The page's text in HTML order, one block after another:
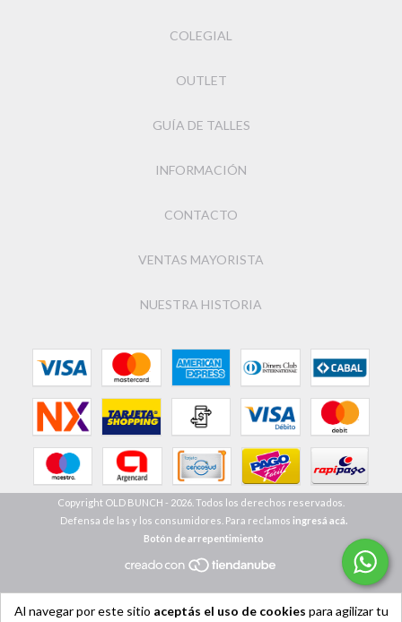
Al navegar por este sitio aceptás el uso de cookies para agilizar tu
COLEGIAL
OUTLET
GUÍA DE TALLES
INFORMACIÓN
CONTACTO
VENTAS MAYORISTA
NUESTRA HISTORIA
Copyright OLD BUNCH - 2026. Todos los derechos reservados.
Defensa de las y los consumidores. Para reclamos ingresá acá.
Botón de arrepentimiento